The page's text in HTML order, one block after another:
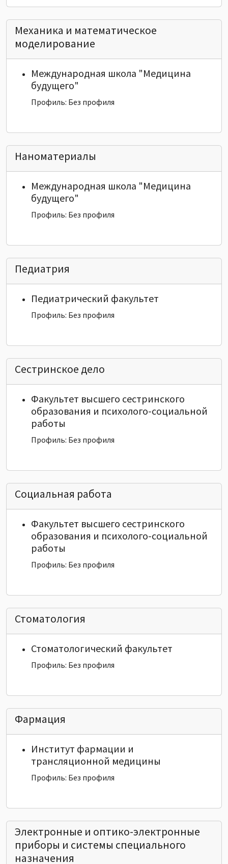
Механика и математическое
моделирование
Международная школа "Медицина
будущего"
Профиль: Без профиля
Наноматериалы
Международная школа "Медицина
будущего"
Профиль: Без профиля
Педиатрия
Педиатрический факультет
Профиль: Без профиля
Сестринское дело
Факультет высшего сестринского
образования и психолого-социальной
работы
Профиль: Без профиля
Социальная работа
Факультет высшего сестринского
образования и психолого-социальной
работы
Профиль: Без профиля
Стоматология
Стоматологический факультет
Профиль: Без профиля
Фармация
Институт фармации и
трансляционной медицины
Профиль: Без профиля
Электронные и оптико-электронные
приборы и системы специального
назначения